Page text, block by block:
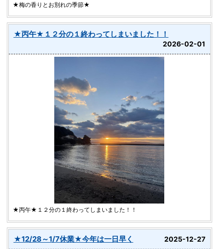
★梅の香りとお別れの季節★
★丙午★１２分の１終わってしまいました！！
2026-02-01
★丙午★１２分の１終わってしまいました！！
★12/28～1/7休業★今年は一日早く 2025-12-27